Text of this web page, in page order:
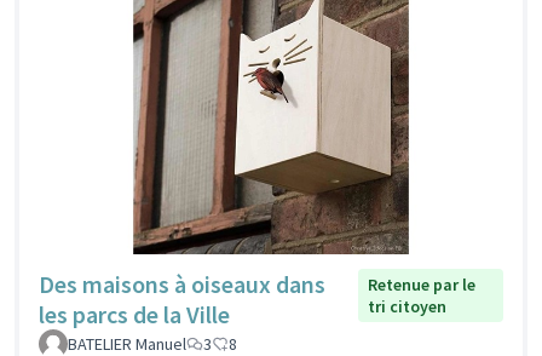
Des maisons à oiseaux dans
les parcs de la Ville
Retenue par le
tri citoyen
BATELIER Manuel
3 8